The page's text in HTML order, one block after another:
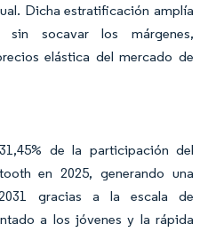
Dicha estratificación amplía
socavar los márgenes,
elástica del mercado de
de la participación del
en 2025, generando una
gracias a la escala de
a los jóvenes y la rápida